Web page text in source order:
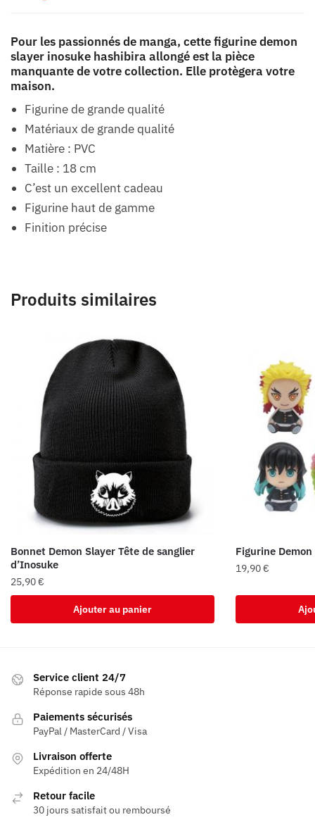
Pour les passionnés de manga, cette figurine demon
slayer inosuke hashibira allongé est la pièce
manquante de votre collection. Elle protègera votre
maison.
Figurine de grande qualité
Matériaux de grande qualité
Matière : PVC
Taille : 18 cm
C’est un excellent cadeau
Figurine haut de gamme
Finition précise
Produits similaires
Bonnet Demon Slayer Tête de sanglier
d’Inosuke
25,90€
Ajouter au panier
Figurine
19,90€
Service client 24/7
Réponse rapide sous 48h
Paiements sécurisés
PayPal / MasterCard / Visa
Livraison offerte
Expédition en 24/48H
Retour facile
30 jours satisfait ou remboursé